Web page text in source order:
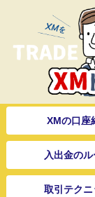
XMの口座
入出金の
取引テクニ